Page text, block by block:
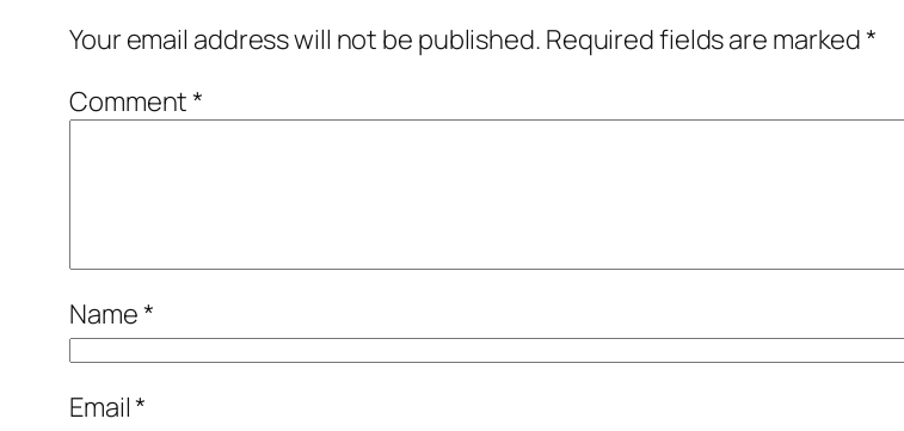
Your email address will not be published. Required fields are marked*
Comment*
Name*
Email*